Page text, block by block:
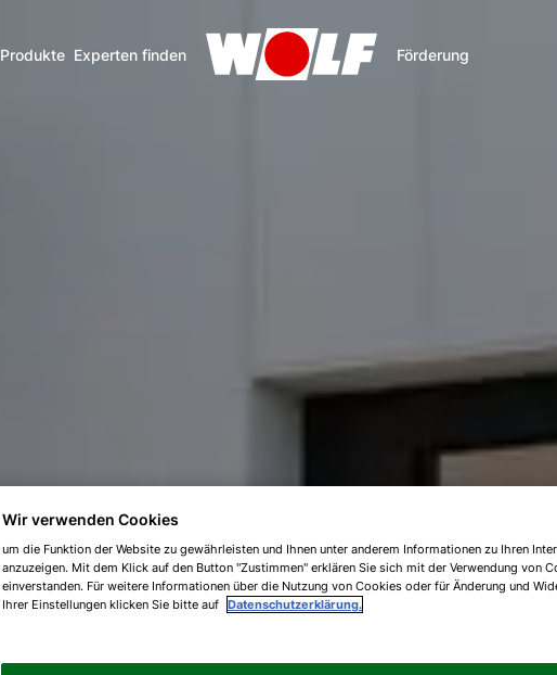
Produkte Experten finden Förderung
Wir verwenden Cookies
um die Funktion der Website zu gewährleisten und Ihnen unter anderem Informationen zu Ihren
anzuzeigen. Mit dem Klick auf den Button "Zustimmen" erklären Sie sich mit der Verwendung von
einverstanden. Für weitere Informationen über die Nutzung von Cookies oder für Änderung und
Ihrer Einstellungen klicken Sie bitte auf Datenschutzerklärung.